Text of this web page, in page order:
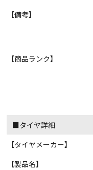
【備考】
【商品ランク】
■タイヤ詳細
【タイヤメーカー】
【製品名】